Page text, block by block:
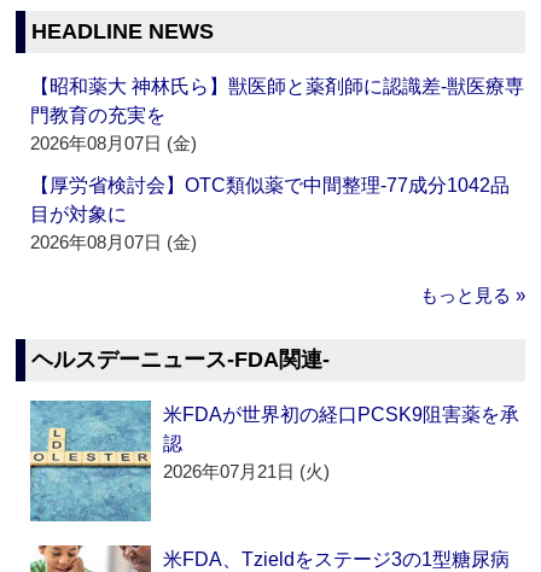
HEADLINE NEWS
【昭和薬大 神林氏ら】獣医師と薬剤師に認識差‐獣医療専
門教育の充実を
2026年08月07日 (金)
【厚労省検討会】OTC類似薬で中間整理‐77成分1042品
目が対象に
2026年08月07日 (金)
もっと見る »
ヘルスデーニュース‐FDA関連‐
米FDAが世界初の経口PCSK9阻害薬を承
認
2026年07月21日 (火)
米FDA、Tzieldをステージ3の1型糖尿病